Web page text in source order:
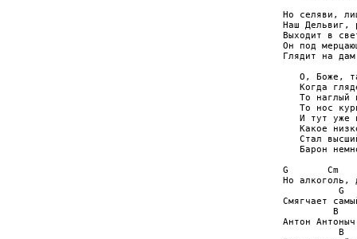
Но селяви,
Наш Дельвиг,
Выходит в
Он под
Глядит на
О, Боже,
Когда
То наглый
То нос
И тут уже
Какое
Стал
Барон
G       Cm
Но алкоголь,
G
Смягчает
B
Антон
B